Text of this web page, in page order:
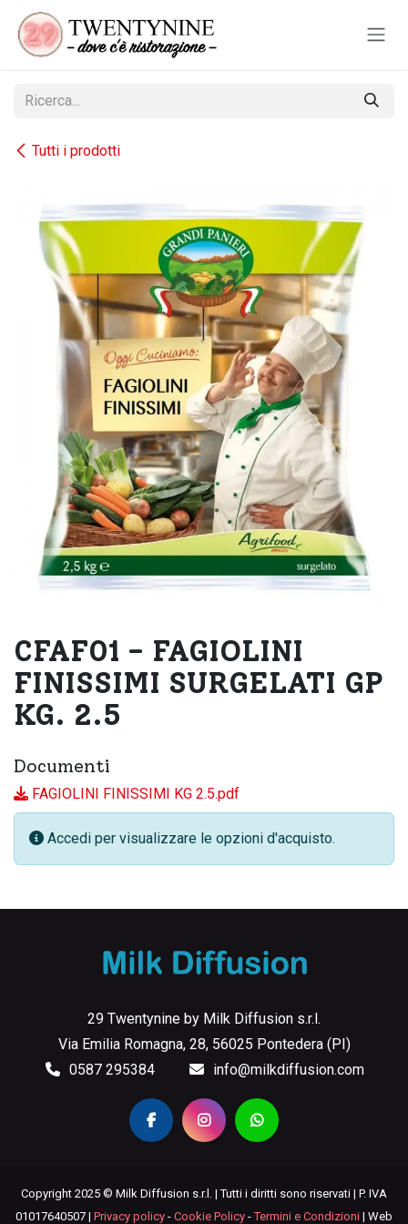
Passa al contenuto
Tutti i prodotti
CFAF01 - FAGIOLINI
FINISSIMI SURGELATI GP
KG. 2.5
Documenti
FAGIOLINI FINISSIMI KG 2.5.pdf
Accedi per visualizzare le opzioni d'acquisto.
29 Twentynine by Milk Diffusion s.r.l.
Via Emilia Romagna, 28, 56025 Pontedera (PI)
0587 295384
info@milkdiffusion.com
Copyright 2025 © Milk Diffusion s.r.l. | Tutti i diritti sono riservati | P. IVA
01017640507 | Privacy policy - Cookie Policy -Termini e Condizioni | Web